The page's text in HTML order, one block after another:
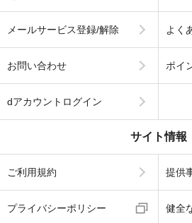
メールサービス登録/解除 よく
お問い合わせ ポイ
dアカウントログイン
サイト情報
ご利用規約 提供
プライバシーポリシー 健全